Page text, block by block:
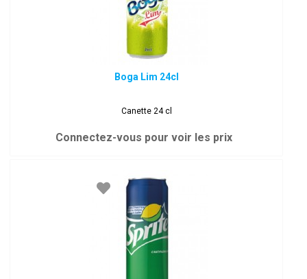
Boga Lim 24cl
Canette 24 cl
Connectez-vous pour voir les prix